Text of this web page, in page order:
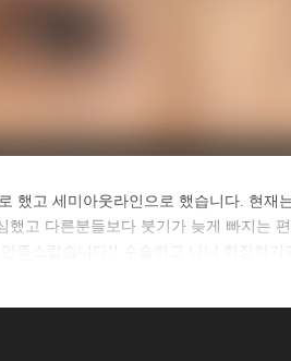
전체 내용은
하실 수 있습니다.
했고 세미아웃라인으로 했습니다. 현재
했고 다른분들보다 붓기가 늦게 빠지는
만족스럽습니다!! 수술하고 나니 화장하